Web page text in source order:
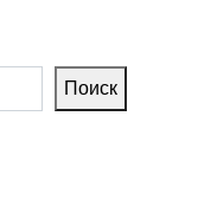
Поиск